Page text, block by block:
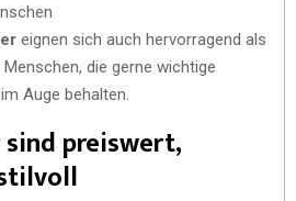
eignen sich auch hervorragend als
die gerne wichtige
Auge behalten.
preiswert,